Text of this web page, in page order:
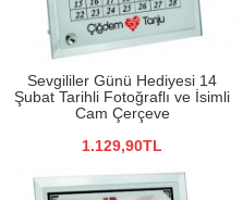
Sevgililer Günü Hediyesi 14
Şubat Tarihli Fotoğraflı ve İsimli
Cam Çerçeve
1.129,90TL